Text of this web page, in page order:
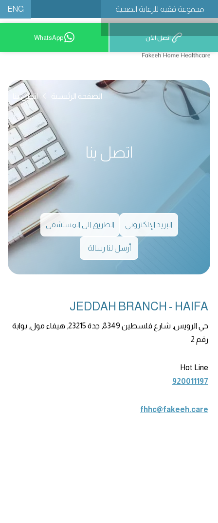
مجموعة فقيه للرعاية الصحية ENG
اتصل الآن WhatsApp
البريد الإلكتروني الطريق الى المستشفى
أرسل لنا رسالة
الصفحة الرئيسية اتصل بنا
اتصل بنا
JEDDAH BRANCH - HAIFA
حي الرويس, شارع فلسطين 8349, جدة 23215, هيفاء مول, بوابة
رقم 2
Hot Line
920011197
fhhc@fakeeh.care